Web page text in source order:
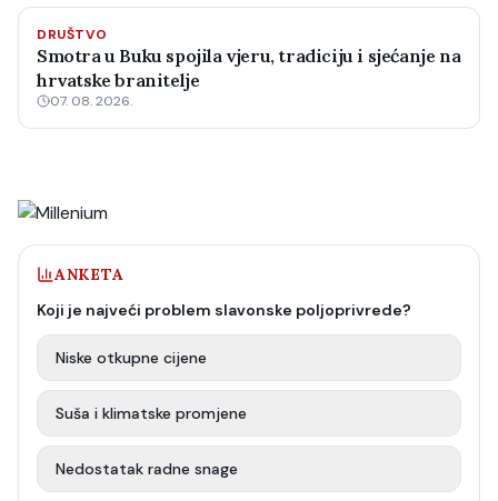
DRUŠTVO
Smotra u Buku spojila vjeru, tradiciju i sjećanje na
hrvatske branitelje
07. 08. 2026.
ANKETA
Koji je najveći problem slavonske poljoprivrede?
Niske otkupne cijene
Suša i klimatske promjene
Nedostatak radne snage